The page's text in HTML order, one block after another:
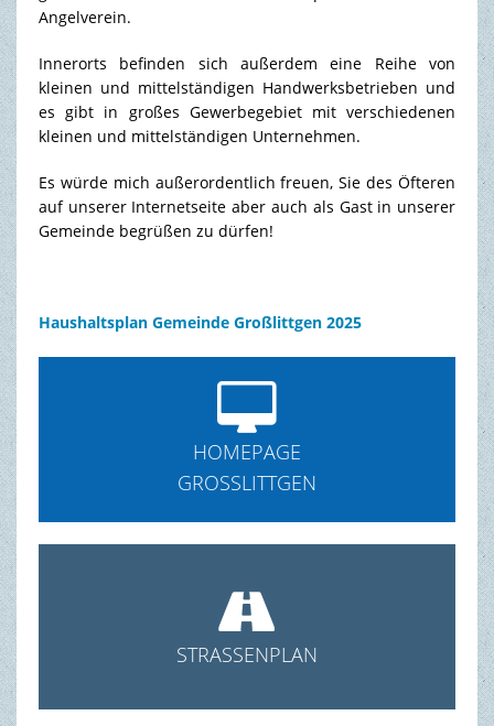
Angelverein.
Innerorts befinden sich außerdem eine Reihe von
kleinen und mittelständigen Handwerksbetrieben und
es gibt in großes Gewerbegebiet mit verschiedenen
kleinen und mittelständigen Unternehmen.
Es würde mich außerordentlich freuen, Sie des Öfteren
auf unserer Internetseite aber auch als Gast in unserer
Gemeinde begrüßen zu dürfen!
Haushaltsplan Gemeinde Großlittgen 2025

HOMEPAGE
GROSSLITTGEN

STRASSENPLAN